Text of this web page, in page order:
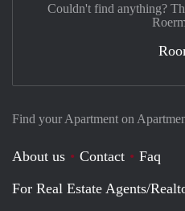
Find your Apartment on
About us Contact
Faq
For Real Estate Agents/
Couldn't find anything?